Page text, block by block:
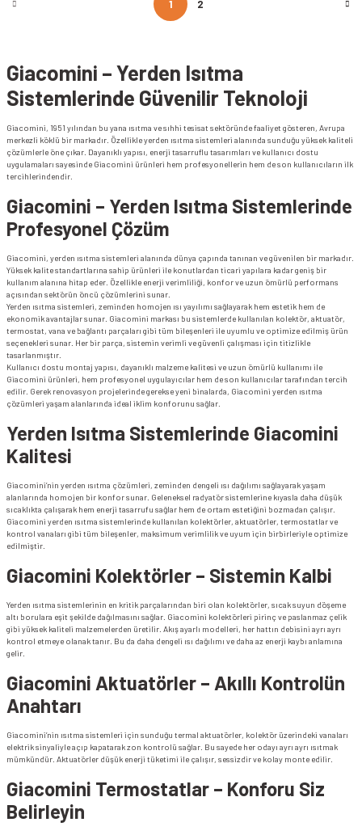
1 2
Giacomini – Yerden Isıtma
Sistemlerinde Güvenilir Teknoloji
Giacomini, 1951 yılından bu yana ısıtma ve sıhhi tesisat sektöründe faaliyet gösteren, Avrupa
merkezli köklü bir markadır. Özellikle yerden ısıtma sistemleri alanında sunduğu yüksek kaliteli
çözümlerle öne çıkar. Dayanıklı yapısı, enerji tasarruflu tasarımları ve kullanıcı dostu
uygulamaları sayesinde Giacomini ürünleri hem profesyonellerin hem de son kullanıcıların ilk
tercihlerindendir.
Giacomini – Yerden Isıtma Sistemlerinde
Profesyonel Çözüm
Giacomini, yerden ısıtma sistemleri alanında dünya çapında tanınan ve güvenilen bir markadır.
Yüksek kalite standartlarına sahip ürünleri ile konutlardan ticari yapılara kadar geniş bir
kullanım alanına hitap eder. Özellikle enerji verimliliği, konfor ve uzun ömürlü performans
açısından sektörün öncü çözümlerini sunar.
Yerden ısıtma sistemleri, zeminden homojen ısı yayılımı sağlayarak hem estetik hem de
ekonomik avantajlar sunar. Giacomini markası bu sistemlerde kullanılan kolektör, aktuatör,
termostat, vana ve bağlantı parçaları gibi tüm bileşenleri ile uyumlu ve optimize edilmiş ürün
seçenekleri sunar. Her bir parça, sistemin verimli ve güvenli çalışması için titizlikle
tasarlanmıştır.
Kullanıcı dostu montaj yapısı, dayanıklı malzeme kalitesi ve uzun ömürlü kullanımı ile
Giacomini ürünleri, hem profesyonel uygulayıcılar hem de son kullanıcılar tarafından tercih
edilir. Gerek renovasyon projelerinde gerekse yeni binalarda, Giacomini yerden ısıtma
çözümleri yaşam alanlarında ideal iklim konforunu sağlar.
Yerden Isıtma Sistemlerinde Giacomini
Kalitesi
Giacomini’nin yerden ısıtma çözümleri, zeminden dengeli ısı dağılımı sağlayarak yaşam
alanlarında homojen bir konfor sunar. Geleneksel radyatör sistemlerine kıyasla daha düşük
sıcaklıkta çalışarak hem enerji tasarrufu sağlar hem de ortam estetiğini bozmadan çalışır.
Giacomini yerden ısıtma sistemlerinde kullanılan kolektörler, aktuatörler, termostatlar ve
kontrol vanaları gibi tüm bileşenler, maksimum verimlilik ve uyum için birbirleriyle optimize
edilmiştir.
Giacomini Kolektörler – Sistemin Kalbi
Yerden ısıtma sistemlerinin en kritik parçalarından biri olan kolektörler, sıcak suyun döşeme
altı borulara eşit şekilde dağılmasını sağlar. Giacomini kolektörleri pirinç ve paslanmaz çelik
gibi yüksek kaliteli malzemelerden üretilir. Akış ayarlı modelleri, her hattın debisini ayrı ayrı
kontrol etmeye olanak tanır. Bu da daha dengeli ısı dağılımı ve daha az enerji kaybı anlamına
gelir.
Giacomini Aktuatörler – Akıllı Kontrolün
Anahtarı
Giacomini’nin ısıtma sistemleri için sunduğu termal aktuatörler, kolektör üzerindeki vanaları
elektrik sinyaliyle açıp kapatarak zon kontrolü sağlar. Bu sayede her odayı ayrı ayrı ısıtmak
mümkündür. Aktuatörler düşük enerji tüketimi ile çalışır, sessizdir ve kolay monte edilir.
Giacomini Termostatlar – Konforu Siz
Belirleyin